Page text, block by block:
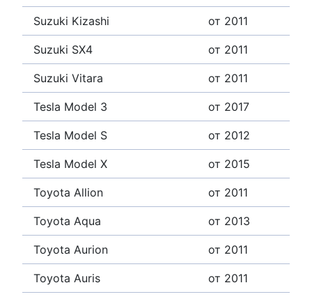
Suzuki Kizashi от 2011
Suzuki SX4 от 2011
Suzuki Vitara от 2011
Tesla Model 3 от 2017
Tesla Model S от 2012
Tesla Model X от 2015
Toyota Allion от 2011
Toyota Aqua от 2013
Toyota Aurion от 2011
Toyota Auris от 2011